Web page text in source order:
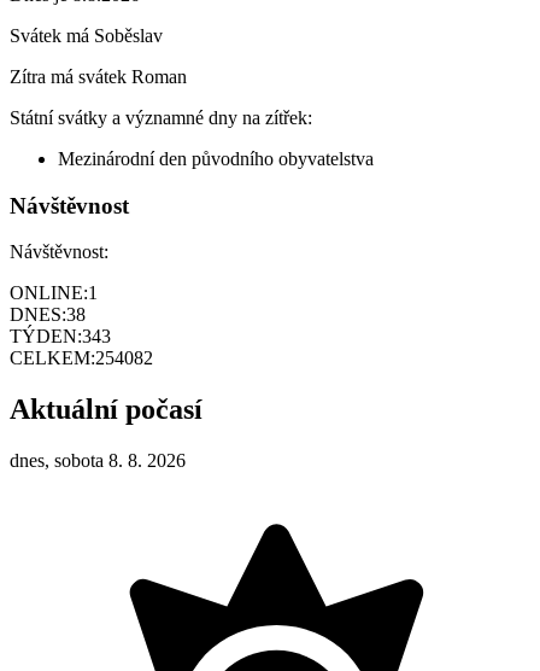
Svátek má Soběslav
Zítra má svátek Roman
Státní svátky a významné dny na zítřek:
Mezinárodní den původního obyvatelstva
Návštěvnost
Návštěvnost:
ONLINE:1
DNES:38
TÝDEN:343
CELKEM:254082
Aktuální počasí
dnes, sobota 8. 8. 2026